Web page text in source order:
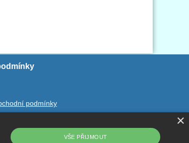
podmínky
smlouvy
×
VŠE PŘIJMOUT